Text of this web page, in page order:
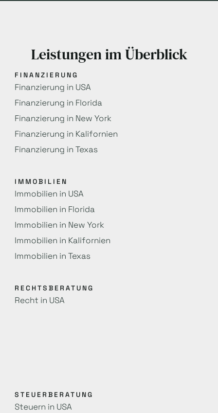
Leistungen im Überblick
FINANZIERUNG
Finanzierung in USA
Finanzierung in Florida
Finanzierung in New York
Finanzierung in Kalifornien
Finanzierung in Texas
IMMOBILIEN
Immobilien in USA
Immobilien in Florida
Immobilien in New York
Immobilien in Kalifornien
Immobilien in Texas
RECHTSBERATUNG
Recht in USA
STEUERBERATUNG
Steuern in USA